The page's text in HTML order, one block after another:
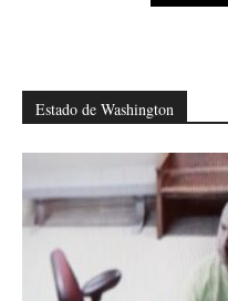
Estado de Washington